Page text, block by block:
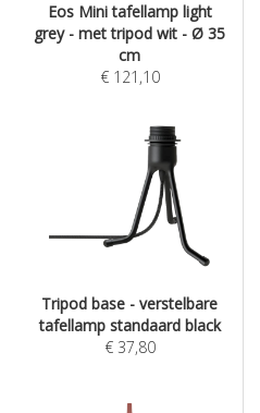
Eos Mini tafellamp light
grey - met tripod wit - Ø 35
cm
€ 121,10
Tripod base - verstelbare
tafellamp standaard black
€ 37,80